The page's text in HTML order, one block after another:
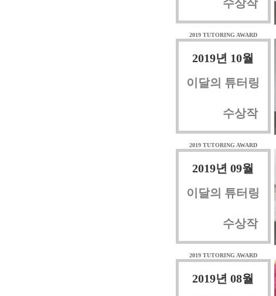
수상작
2019 TUTORING AWARD
2019년 10월
이달의 튜터링
수상작
2019 TUTORING AWARD
2019년 09월
이달의 튜터링
수상작
2019 TUTORING AWARD
2019년 08월